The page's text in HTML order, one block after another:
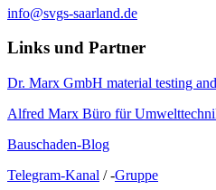
info@svgs-saarland.de
Links und Partner
Dr. Marx GmbH material testing
Alfred Marx Büro für
Bauschaden-Blog
Telegram-Kanal / -Gruppe